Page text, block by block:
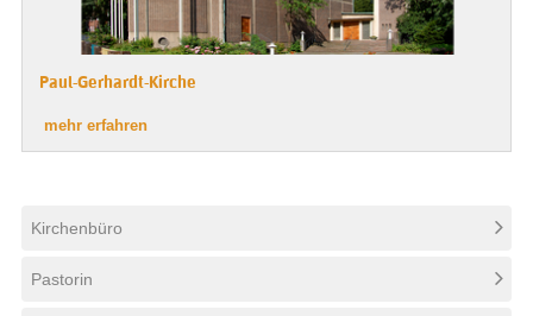
Paul-Gerhardt-Kirche
Kirchenbüro
Pastorin